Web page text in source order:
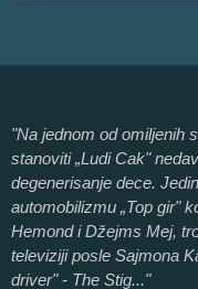
"Na jednom od omiljenih
stanoviti „Ludi Cak"
degenerisanje dece.
automobilizmu „Top gir"
Hemond i Džejms Mej,
televiziji posle Sajmona
driver" - The Stig..."